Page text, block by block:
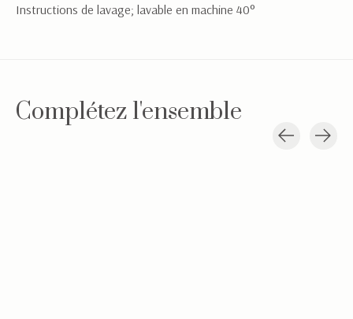
Instructions de lavage; lavable en machine 40°
Complétez l'ensemble